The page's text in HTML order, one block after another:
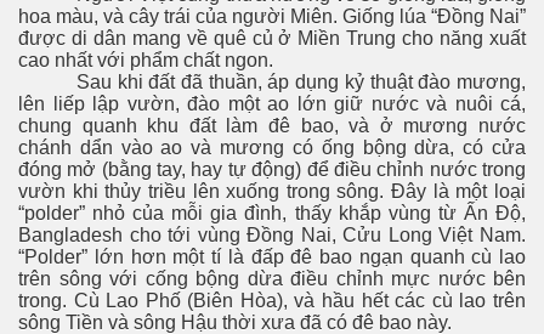
hoa màu, và cây trái của người Miên. Giống lúa “Đồng Nai”
được di dân mang về quê củ ở Miền Trung cho năng xuất
cao nhất với phẩm chất ngon.
Sau khi đất đã thuần, áp dụng kỷ thuật đào mương,
lên liếp lập vườn, đào một ao lớn giữ nước và nuôi cá,
chung quanh khu đất làm đê bao, và ở mương nước
chánh dẩn vào ao và mương có ống bộng dừa, có cửa
đóng mở (bằng tay, hay tự động) để điều chỉnh nước trong
vườn khi thủy triều lên xuống trong sông. Đây là một loại
“polder” nhỏ của mỗi gia đình, thấy khắp vùng từ Ấn Độ,
Bangladesh cho tới vùng Đồng Nai, Cửu Long Việt Nam.
“Polder” lớn hơn một tí là đấp đê bao ngạn quanh cù lao
trên sông với cống bộng dừa điều chỉnh mực nước bên
trong. Cù Lao Phố (Biên Hòa), và hầu hết các cù lao trên
sông Tiền và sông Hậu thời xưa đã có đê bao này.